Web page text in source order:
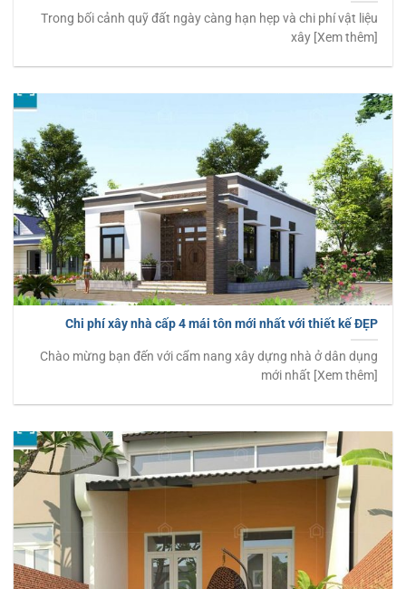
Trong bối cảnh quỹ đất ngày càng hạn hẹp và chi phí vật liệu
xây [Xem thêm]
Chi phí xây nhà cấp 4 mái tôn mới nhất với thiết kế ĐẸP
Chào mừng bạn đến với cẩm nang xây dựng nhà ở dân dụng
mới nhất [Xem thêm]